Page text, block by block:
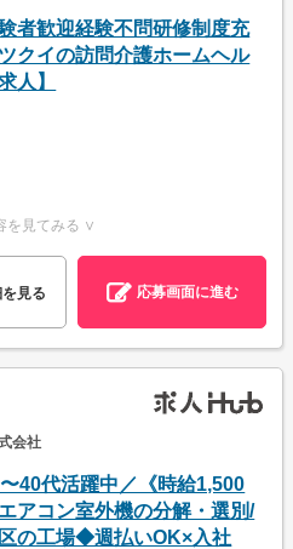
者歓迎経験不問研修制度充
クイの訪問介護ホームヘル
人】
を見てみる ∨
見る 応募画面に進む
会社
40代活躍中／《時給1,500
アコン室外機の分解・選別/
の工場◆週払いOK×入社